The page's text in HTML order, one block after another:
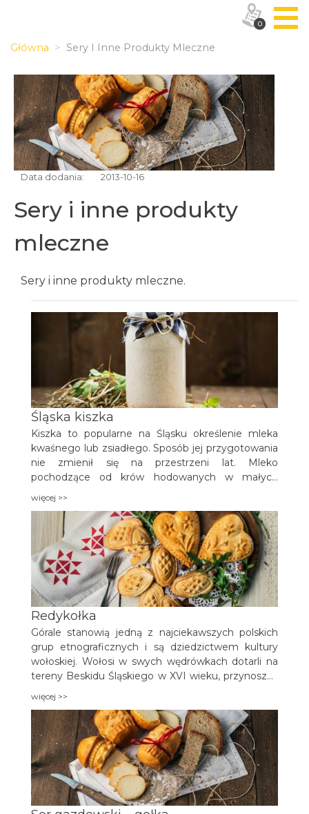
Główna Sery I Inne Produkty Mleczne
Data dodania: 2013-10-16
Sery i inne produkty
mleczne
Sery i inne produkty mleczne.
Śląska kiszka
Kiszka to popularne na Śląsku określenie mleka
kwaśnego lub zsiadłego. Sposób jej przygotowania
nie zmienił się na przestrzeni lat. Mleko
pochodzące od krów hodowanych w małych
kamiennych, a następnie umieszczane w
chłodnym pomieszczeniu, gdzie temperatura
wynosi około 20 stopni. Później po około 8-12
godzinach powstaje gęste tzw. zsiadłe mleko, czyli
kiszka.
więcej >>
Redykołka
Górale stanowią jedną z najciekawszych polskich
grup etnograficznych i są dziedzictwem kultury
wołoskiej. Wołosi w swych wędrówkach dotarli na
tereny Beskidu Śląskiego w XVI wieku, przynosząc
owczego. Ser przybierający postać zwierząt (owiec,
jeleni, ptaków) w nazewnictwie pasterskim nosi
nazwę redykołka (redykawka). Określenie to utarło
się ze względu na fakt, że serki rozdawano
bezpłatnie w czasie redykania się owiec z hali do
domu.
więcej >>
0